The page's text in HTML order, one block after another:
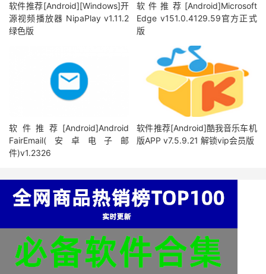
软件推荐[Android][Windows]开
源视频播放器 NipaPlay v1.11.2
绿色版
软件推荐[Android]Microsoft
Edge v151.0.4129.59官方正式
版
软件推荐[Android]Android
FairEmail(安卓电子邮
件)v1.2326
软件推荐[Android]酷我音乐车机
版APP v7.5.9.21 解锁vip会员版